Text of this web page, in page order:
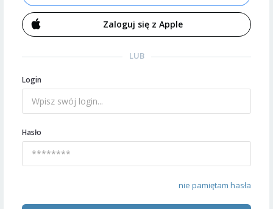
Zaloguj się z Apple
LUB
Login
Hasło
nie pamiętam hasła